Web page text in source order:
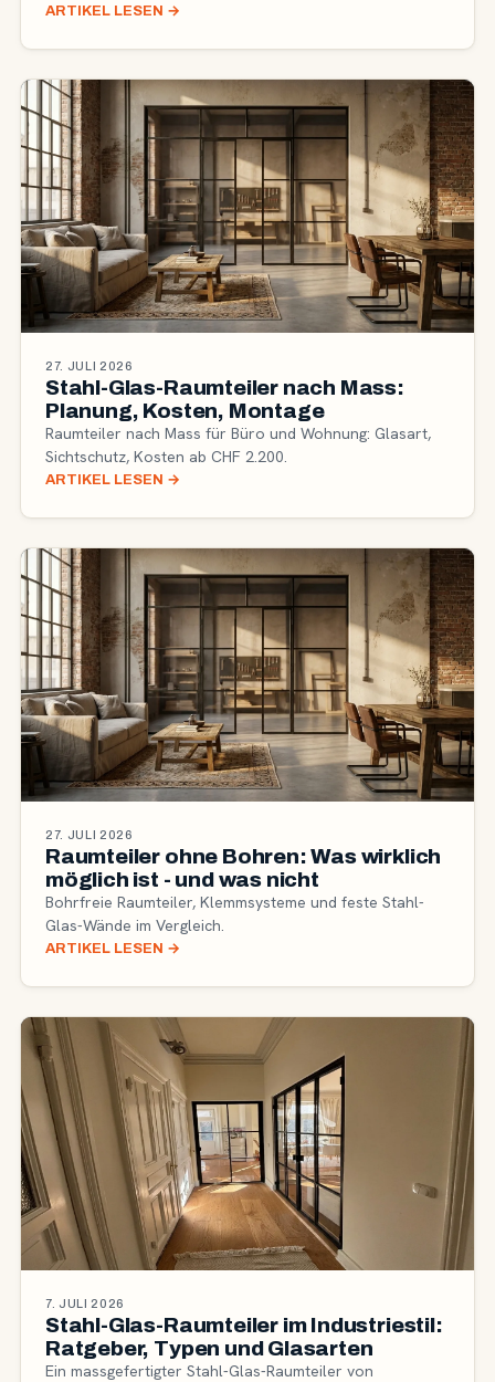
ARTIKEL LESEN →
27. JULI 2026
Stahl-Glas-Raumteiler nach Mass:
Planung, Kosten, Montage
Raumteiler nach Mass für Büro und Wohnung: Glasart,
Sichtschutz, Kosten ab CHF 2.200.
ARTIKEL LESEN →
27. JULI 2026
Raumteiler ohne Bohren: Was wirklich
möglich ist - und was nicht
Bohrfreie Raumteiler, Klemmsysteme und feste Stahl-
Glas-Wände im Vergleich.
ARTIKEL LESEN →
7. JULI 2026
Stahl-Glas-Raumteiler im Industriestil:
Ratgeber, Typen und Glasarten
Ein massgefertigter Stahl-Glas-Raumteiler von